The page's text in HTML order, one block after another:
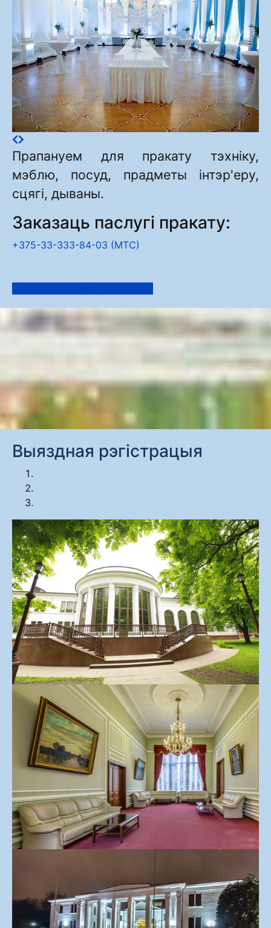
Прапануем для пракату тэхніку,
мэблю, посуд, прадметы інтэр'еру,
сцягі, дываны.
Заказаць паслугі пракату:
+375-33-333-84-03 (МТС)
Выяздная рэгiстрацыя